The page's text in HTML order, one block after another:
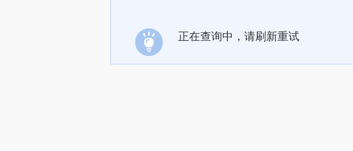
正在查询中，请刷新重试